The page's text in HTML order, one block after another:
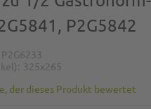
P2G5842
P2G6233
325x265
der dieses Produkt bewertet